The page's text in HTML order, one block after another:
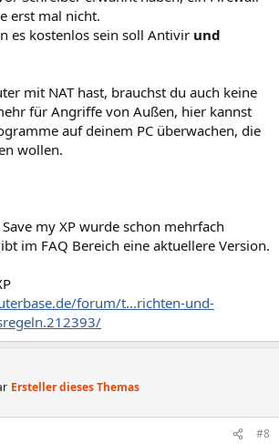
erst mal nicht.
es kostenlos sein soll Antivir und
mit NAT hast, brauchst du auch keine
für Angriffe von Außen, hier kannst
auf deinem PC überwachen, die
wollen.
my XP wurde schon mehrfach
im FAQ Bereich eine aktuellere Version.
forum/t...richten-und-
Ersteller dieses Themas
#8